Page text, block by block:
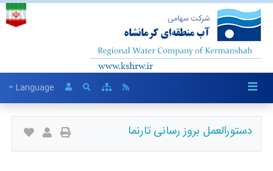
Language
دستورالعمل بروز رسانی تارنما